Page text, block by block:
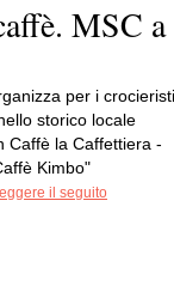
MSC a
per i
storico locale
Caffè la Caffettiera -
Kimbo"
il seguito